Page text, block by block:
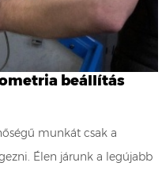
beállítás
munkát csak a
Élen járunk a legújabb